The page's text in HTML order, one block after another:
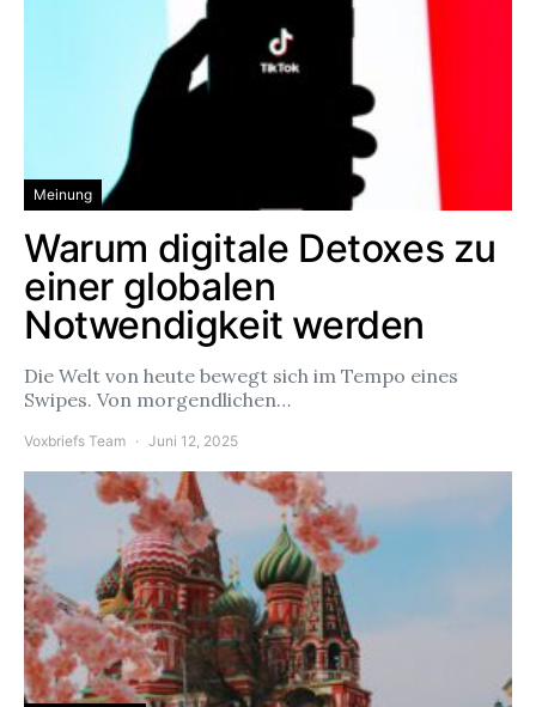
Meinung
Warum digitale Detoxes zu
einer globalen
Notwendigkeit werden
Die Welt von heute bewegt sich im Tempo eines
Swipes. Von morgendlichen…
Voxbriefs Team Juni 12, 2025